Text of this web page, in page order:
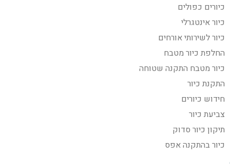
כיורים כפולים
כיור אינטגרלי
כיור לשירותי אורחים
החלפת כיור מטבח
כיור מטבח התקנה שטוחה
התקנת כיור
חידוש כיורים
צביעת כיור
תיקון כיור סדוק
כיור בהתקנה אפס